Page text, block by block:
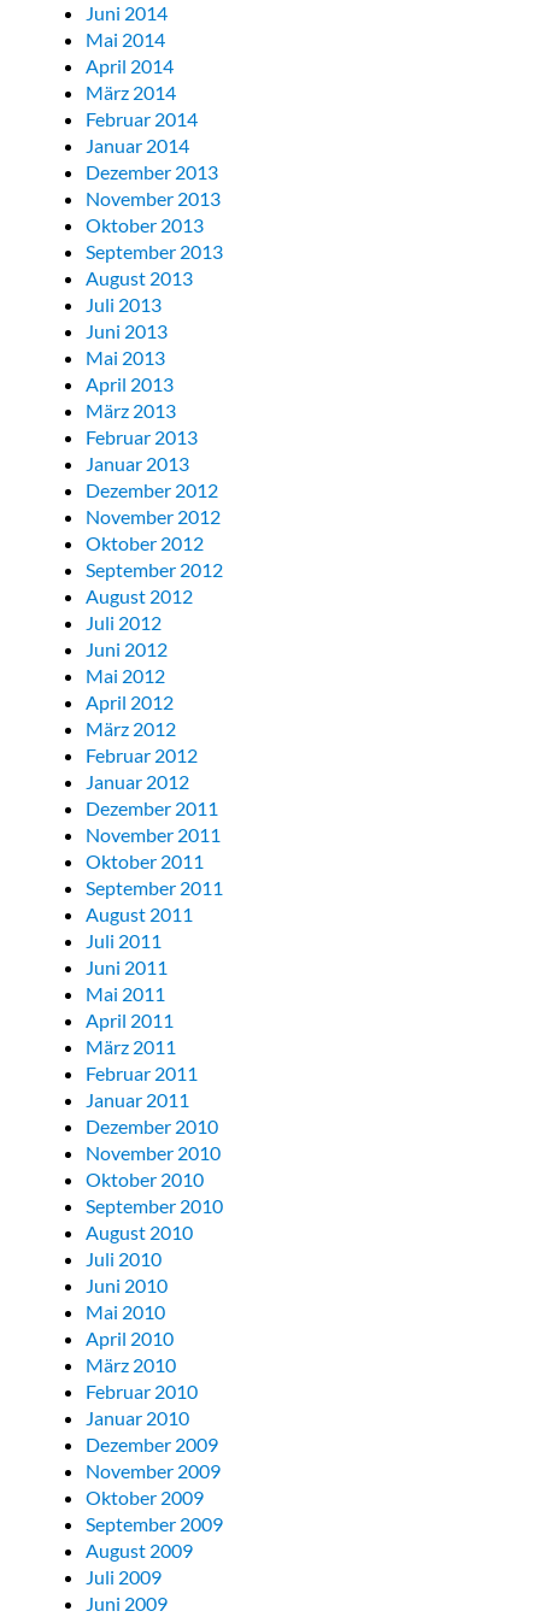
Juni 2014
Mai 2014
April 2014
März 2014
Februar 2014
Januar 2014
Dezember 2013
November 2013
Oktober 2013
September 2013
August 2013
Juli 2013
Juni 2013
Mai 2013
April 2013
März 2013
Februar 2013
Januar 2013
Dezember 2012
November 2012
Oktober 2012
September 2012
August 2012
Juli 2012
Juni 2012
Mai 2012
April 2012
März 2012
Februar 2012
Januar 2012
Dezember 2011
November 2011
Oktober 2011
September 2011
August 2011
Juli 2011
Juni 2011
Mai 2011
April 2011
März 2011
Februar 2011
Januar 2011
Dezember 2010
November 2010
Oktober 2010
September 2010
August 2010
Juli 2010
Juni 2010
Mai 2010
April 2010
März 2010
Februar 2010
Januar 2010
Dezember 2009
November 2009
Oktober 2009
September 2009
August 2009
Juli 2009
Juni 2009